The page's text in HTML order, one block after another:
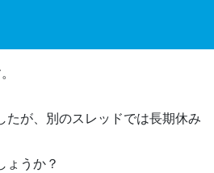
たが、別のスレッドでは長期休み
ょうか？